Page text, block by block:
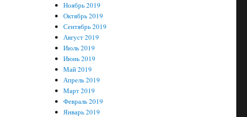
Ноябрь 2019
Октябрь 2019
Сентябрь 2019
Август 2019
Июль 2019
Июнь 2019
Май 2019
Апрель 2019
Март 2019
Февраль 2019
Январь 2019